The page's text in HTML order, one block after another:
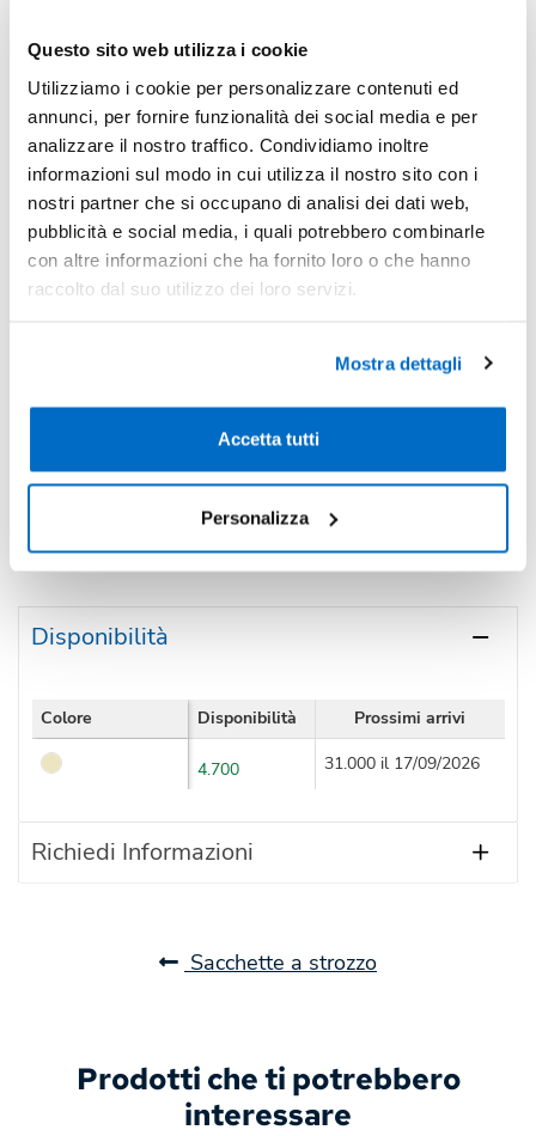
Questo sito web utilizza i cookie
Utilizziamo i cookie per personalizzare contenuti ed
annunci, per fornire funzionalità dei social media e per
analizzare il nostro traffico. Condividiamo inoltre
informazioni sul modo in cui utilizza il nostro sito con i
nostri partner che si occupano di analisi dei dati web,
pubblicità e social media, i quali potrebbero combinarle
con altre informazioni che ha fornito loro o che hanno
raccolto dal suo utilizzo dei loro servizi.
Mostra dettagli
Accetta tutti
Personalizza
Sconti per quantità Sconto € cadauno
-
Pezzi 500 -30% € 0,42
Pezzi 1000 -35% € 0,39
Pezzi 2000 -38%
*Prezzi prodotto per quantità merce neutra e prezzi IVA
Quantità consigliata
Prezzo unitario:€ 0,48IVA incl.
IVA incl.
Condividi
Disponibilità
Colore Disponibilità Prossimi arrivi
4.700 31.000 il 17/09/2026
Richiedi Informazioni
Sacchette a strozzo
Prodotti che ti potrebbero
interessare